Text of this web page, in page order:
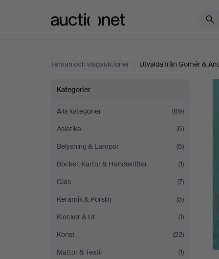
Teman och slagauktioner / Utvalda från Gomér &
Utvalda
från
Gomér
&
Andersson
Linköping
Kategorier
Alla kategorier
(89)
Asiatika
(6)
Belysning & Lampor
(5)
Böcker, Kartor & Handskrifter
(1)
Glas
(7)
Keramik & Porslin
(5)
Klockor & Ur
(1)
Konst
(22)
Mattor & Textil
(1)